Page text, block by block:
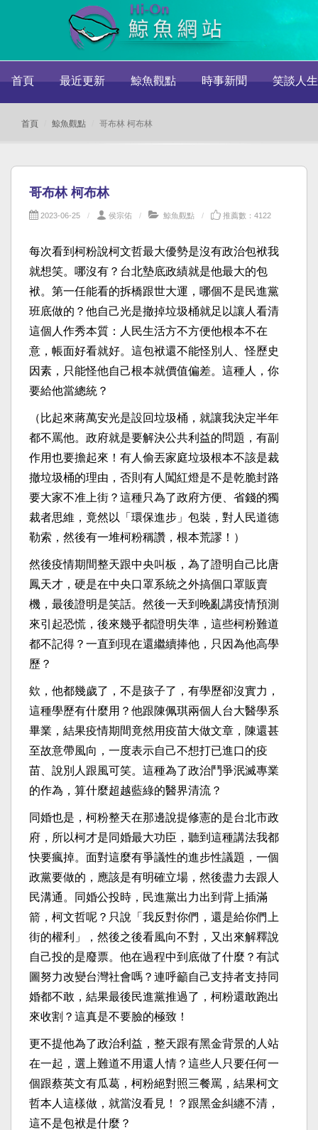
首頁 最近更新 鯨魚觀點 時事新聞 笑談人生
首頁 鯨魚觀點 哥布林 柯布林
哥布林 柯布林
2023-06-25 侯宗佑 鯨魚觀點 推薦數：4122
每次看到柯粉說柯文哲最大優勢是沒有政治包袱我
就想笑。哪沒有？台北墊底政績就是他最大的包
袱。第一任能看的拆橋跟世大運，哪個不是民進黨
班底做的？他自己光是撤掉垃圾桶就足以讓人看清
這個人作秀本質：人民生活方不方便他根本不在
意，帳面好看就好。這包袱還不能怪別人、怪歷史
因素，只能怪他自己根本就價值偏差。這種人，你
要給他當總統？
（比起來蔣萬安光是設回垃圾桶，就讓我決定半年
都不罵他。政府就是要解決公共利益的問題，有副
作用也要擔起來！有人偷丟家庭垃圾根本不該是裁
撤垃圾桶的理由，否則有人闖紅燈是不是乾脆封路
要大家不准上街？這種只為了政府方便、省錢的獨
裁者思維，竟然以「環保進步」包裝，對人民道德
勒索，然後有一堆柯粉稱讚，根本荒謬！）
然後疫情期間整天跟中央叫板，為了證明自己比唐
鳳天才，硬是在中央口罩系統之外搞個口罩販賣
機，最後證明是笑話。然後一天到晚亂講疫情預測
來引起恐慌，後來幾乎都證明失準，這些柯粉難道
都不記得？一直到現在還繼續捧他，只因為他高學
歷？
欸，他都幾歲了，不是孩子了，有學歷卻沒實力，
這種學歷有什麼用？他跟陳佩琪兩個人台大醫學系
畢業，結果疫情期間竟然用疫苗大做文章，陳還甚
至故意帶風向，一度表示自己不想打已進口的疫
苗、說別人跟風可笑。這種為了政治鬥爭泯滅專業
的作為，算什麼超越藍綠的醫界清流？
同婚也是，柯粉整天在那邊說提修憲的是台北市政
府，所以柯才是同婚最大功臣，聽到這種講法我都
快要瘋掉。面對這麼有爭議性的進步性議題，一個
政黨要做的，應該是有明確立場，然後盡力去跟人
民溝通。同婚公投時，民進黨出力出到背上插滿
箭，柯文哲呢？只說「我反對你們，還是給你們上
街的權利」，然後之後看風向不對，又出來解釋說
自己投的是廢票。他在過程中到底做了什麼？有試
圖努力改變台灣社會嗎？連呼籲自己支持者支持同
婚都不敢，結果最後民進黨推過了，柯粉還敢跑出
來收割？這真是不要臉的極致！
更不提他為了政治利益，整天跟有黑金背景的人站
在一起，選上難道不用還人情？這些人只要任何一
個跟蔡英文有瓜葛，柯粉絕對照三餐罵，結果柯文
哲本人這樣做，就當沒看見！？跟黑金糾纏不清，
這不是包袱是什麼？